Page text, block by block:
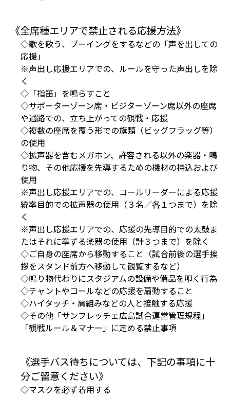
《全席種エリアで禁止される応援方法》
◇歌を歌う、ブーイングをするなどの「声を出しての
応援」
※声出し応援エリアでの、ルールを守った声出しを除
く
◇「指笛」を鳴らすこと
◇サポーターゾーン席・ビジターゾーン席以外の座席
や通路での、立ち上がっての観戦・応援
◇複数の座席を覆う形での旗類（ビッグフラッグ等）
の使用
◇拡声器を含むメガホン、許容される以外の楽器・鳴
り物、その他応援を先導するための機材の持込および
使用
※声出し応援エリアでの、コールリーダーによる応援
統率目的での拡声器の使用（３名／各１つまで）を除
く
※声出し応援エリアでの、応援の先導目的での太鼓ま
たはそれに準ずる楽器の使用（計３つまで）を除く
◇ご自身の座席から移動すること（試合前後の選手挨
拶をスタンド前方へ移動して観覧するなど）
◇鳴り物代わりにスタジアムの設備や備品を叩く行為
◇チャントやコールなどの応援を扇動すること
◇ハイタッチ・肩組みなどの人と接触する応援
◇その他「サンフレッチェ広島試合運営管理規程」
「観戦ルール＆マナー」に定める禁止事項
《選手バス待ちについては、下記の事項に十
分ご留意ください》
◇マスクを必ず着用する